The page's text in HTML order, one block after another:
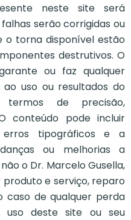
neste site será
serão corrigidas ou
o torna disponível estão
destrutivos. O
ou faz qualquer
uso ou resultados do
de precisão,
conteúdo pode incluir
erros tipográficos e a
ou melhorias a
o Dr. Marcelo Gusella,
e serviço, reparo
caso de qualquer perda
uso deste site ou seu